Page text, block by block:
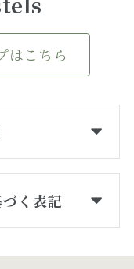
こちら
く表記